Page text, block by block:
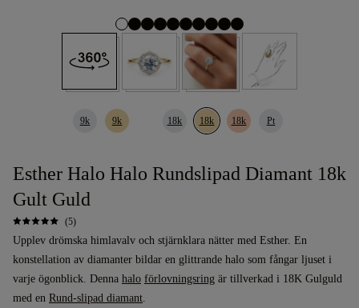
9k 9k 18k 18k 18k Pt
Esther Halo Halo Rundslipad Diamant 18k
Gult Guld
(5)
Upplev drömska himlavalv och stjärnklara nätter med Esther. En
konstellation av diamanter bildar en glittrande halo som fångar ljuset i
varje ögonblick. Denna halo förlovningsring är tillverkad i 18K Gulguld
med en Rund-slipad diamant.